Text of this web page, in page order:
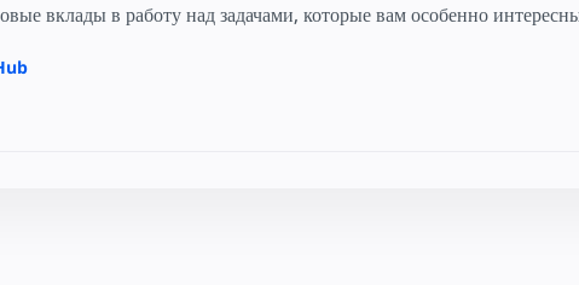
вклады в работу над задачами, которые вам особенно